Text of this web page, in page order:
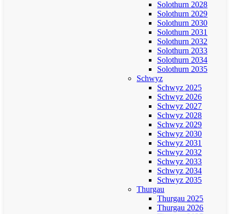
Solothurn 2028
Solothurn 2029
Solothurn 2030
Solothurn 2031
Solothurn 2032
Solothurn 2033
Solothurn 2034
Solothurn 2035
Schwyz
Schwyz 2025
Schwyz 2026
Schwyz 2027
Schwyz 2028
Schwyz 2029
Schwyz 2030
Schwyz 2031
Schwyz 2032
Schwyz 2033
Schwyz 2034
Schwyz 2035
Thurgau
Thurgau 2025
Thurgau 2026